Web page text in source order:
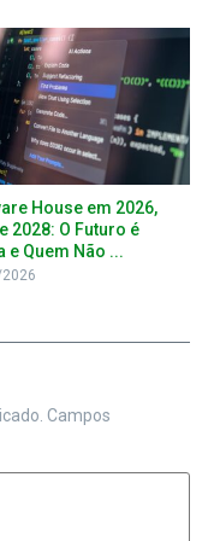
House em 2026,
2028: O Futuro é
e Quem Não ...
Campos